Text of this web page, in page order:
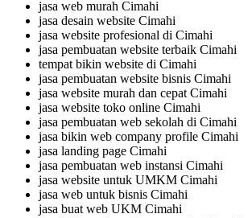
jasa web murah Cimahi
jasa desain website Cimahi
jasa website profesional di Cimahi
jasa pembuatan website terbaik Cimahi
tempat bikin website di Cimahi
jasa pembuatan website bisnis Cimahi
jasa website murah dan cepat Cimahi
jasa website toko online Cimahi
jasa pembuatan web sekolah di Cimahi
jasa bikin web company profile Cimahi
jasa landing page Cimahi
jasa pembuatan web instansi Cimahi
jasa website untuk UMKM Cimahi
jasa web untuk bisnis Cimahi
jasa buat web UKM Cimahi